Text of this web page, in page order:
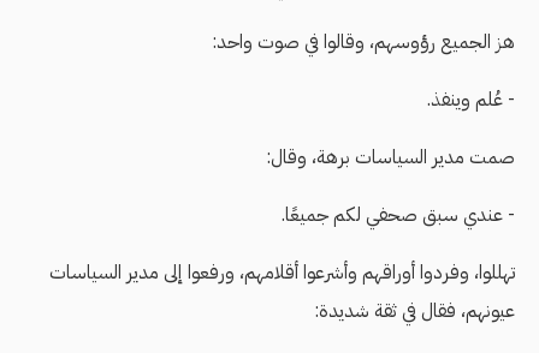
هز الجميع رؤوسهم، وقالوا في صوت واحد:
- عُلم وينفذ.
صمت مدير السياسات برهة، وقال:
- عندي سبق صحفي لكم جميعًا.
تهللوا، وفردوا أوراقهم وأشرعوا أقلامهم، ورفعوا إلى مدير السياسات
عيونهم، فقال في ثقة شديدة: